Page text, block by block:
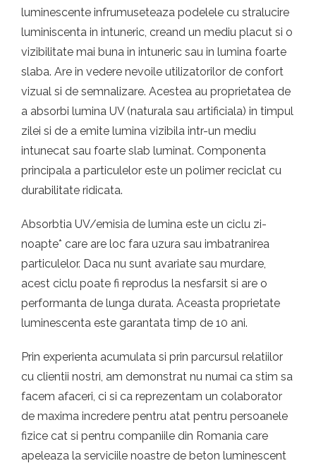
luminescente infrumuseteaza podelele cu stralucire
luminiscenta in intuneric, creand un mediu placut si o
vizibilitate mai buna in intuneric sau in lumina foarte
slaba. Are in vedere nevoile utilizatorilor de confort
vizual si de semnalizare. Acestea au proprietatea de
a absorbi lumina UV (naturala sau artificiala) in timpul
zilei si de a emite lumina vizibila intr-un mediu
intunecat sau foarte slab luminat. Componenta
principala a particulelor este un polimer reciclat cu
durabilitate ridicata.
Absorbtia UV/emisia de lumina este un ciclu zi-
noapte* care are loc fara uzura sau imbatranirea
particulelor. Daca nu sunt avariate sau murdare,
acest ciclu poate fi reprodus la nesfarsit si are o
performanta de lunga durata. Aceasta proprietate
luminescenta este garantata timp de 10 ani.
Prin experienta acumulata si prin parcursul relatiilor
cu clientii nostri, am demonstrat nu numai ca stim sa
facem afaceri, ci si ca reprezentam un colaborator
de maxima incredere pentru atat pentru persoanele
fizice cat si pentru companiile din Romania care
apeleaza la serviciile noastre de beton luminescent